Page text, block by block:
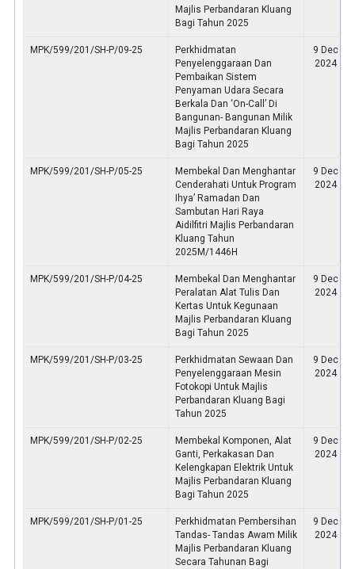
Majlis Perbandaran Kluang
Bagi Tahun 2025
MPK/599/201/SH-P/09-25
Perkhidmatan
Penyelenggaraan Dan
Pembaikan Sistem
Penyaman Udara Secara
Berkala Dan ‘On-Call’ Di
Bangunan- Bangunan Milik
Majlis Perbandaran Kluang
Bagi Tahun 2025
9 Dec
2024
MPK/599/201/SH-P/05-25
Membekal Dan Menghantar
Cenderahati Untuk Program
Ihya’ Ramadan Dan
Sambutan Hari Raya
Aidilfitri Majlis Perbandaran
Kluang Tahun
2025M/1446H
9 Dec
2024
MPK/599/201/SH-P/04-25
Membekal Dan Menghantar
Peralatan Alat Tulis Dan
Kertas Untuk Kegunaan
Majlis Perbandaran Kluang
Bagi Tahun 2025
9 Dec
2024
MPK/599/201/SH-P/03-25
Perkhidmatan Sewaan Dan
Penyelenggaraan Mesin
Fotokopi Untuk Majlis
Perbandaran Kluang Bagi
Tahun 2025
9 Dec
2024
MPK/599/201/SH-P/02-25
Membekal Komponen, Alat
Ganti, Perkakasan Dan
Kelengkapan Elektrik Untuk
Majlis Perbandaran Kluang
Bagi Tahun 2025
9 Dec
2024
MPK/599/201/SH-P/01-25
Perkhidmatan Pembersihan
Tandas- Tandas Awam Milik
Majlis Perbandaran Kluang
Secara Tahunan Bagi
9 Dec
2024